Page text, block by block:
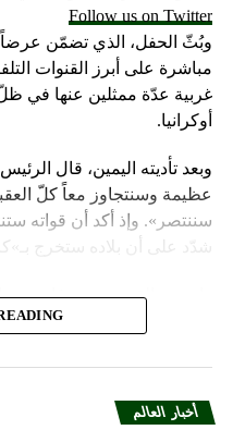
Follow us on Twitter
وبُثّ الحفل، الذي تضمّن عرضاً
مباشرة على أبرز القنوات
غربية عدّة ممثلين عنها في
أوكرانيا.
وبعد تأديته اليمين، قال
عظيمة وسنتجاوز معاً كلّ
سننتصر». وإذ أكد أن قواته
شدّد على أن بلاده ستخرج
واعتبر «القيصر» من قاعة
استُقبل بتصفيق حار من
هائل ومسؤولية ومهمّة
وبعدما وقف بمفرده تحت
أخبار العالم